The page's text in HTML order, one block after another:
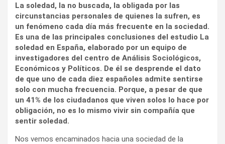
La soledad, la no buscada, la obligada por las
circunstancias personales de quienes la sufren, es
un fenómeno cada día más frecuente en la sociedad.
Es una de las principales conclusiones del estudio La
soledad en España, elaborado por un equipo de
investigadores del centro de Análisis Sociológicos,
Económicos y Políticos. De él se desprende el dato
de que uno de cada diez españoles admite sentirse
solo con mucha frecuencia. Porque, a pesar de que
un 41% de los ciudadanos que viven solos lo hace por
obligación, no es lo mismo vivir sin compañía que
sentir soledad.
Nos vemos encaminados hacia una sociedad de la